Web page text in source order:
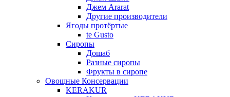
Джем Ararat
Другие производители
Ягоды протёртые
te Gusto
Сиропы
Дошаб
Разные сиропы
Фрукты в сиропе
Овощные Консервации
KERAKUR